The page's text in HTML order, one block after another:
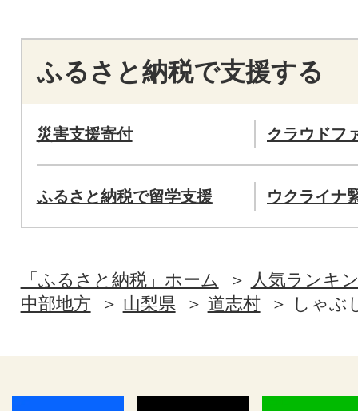
ふるさと納税で支援する
災害支援寄付 クラウドフ
ふるさと納税で留学支援 ウクライナ
「ふるさと納税」ホーム
人気ランキ
中部地方
山梨県 道志村 しゃぶ